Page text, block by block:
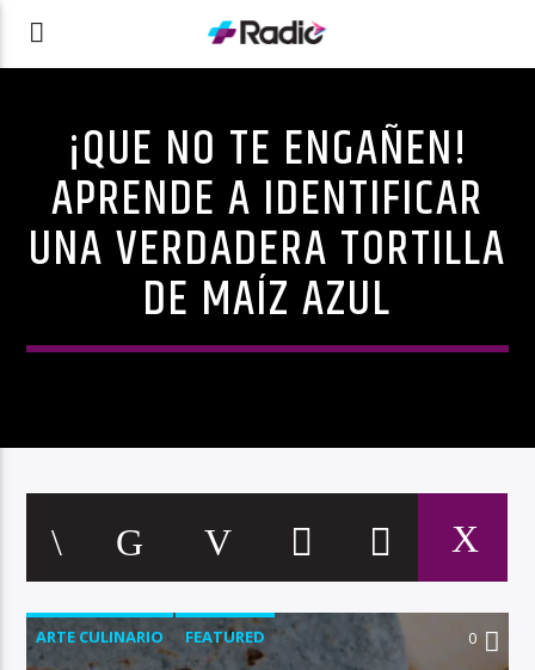
¡QUE NO TE ENGAÑEN!
APRENDE A IDENTIFICAR
UNA VERDADERA TORTILLA
DE MAÍZ AZUL
ARTE CULINARIO FEATURED 0